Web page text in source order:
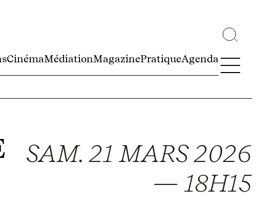
CinémaMédiationMagazinePratiqueAgenda
SAM. 21 MARS 2026
— 18H15